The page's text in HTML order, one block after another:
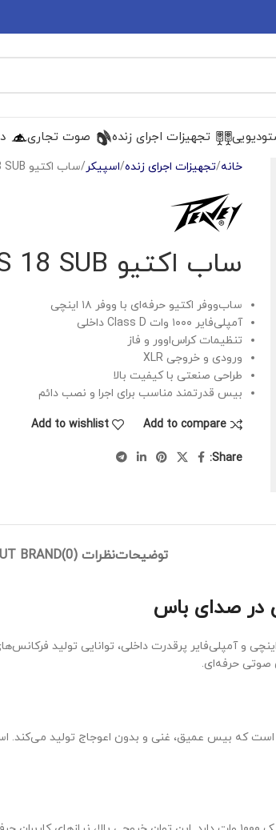
تجهیزات اجرای زنده صوت تجاری
خانه تجهیزات اجرای زنده اسپیکر ساب اکتیو Peavey PVS 18 SUB
ساب اکتیو Peavey PVS 18 SUB
ساب‌ووفر اکتیو حرفه‌ای با ووفر ۱۸ اینچی
آمپلی‌فایر ۱۰۰۰ وات Class D داخلی
تنظیمات کراس‌اوور و فاز
ورودی و خروجی XLR
طراحی صنعتی با کیفیت بالا
بیس قدرتمند مناسب برای اجرا و نصب دائم
Add to compare
Add to wishlist
Share:
توضیحاتنظرات (0) BRAND
یک ساب‌ووفر اکتیو حرفه‌ای است که با ووفر ۱۸ اینچی و آمپلی‌فایر پرقدرت
صوتی حرفه‌ای.
بالا و طراحی حرفه‌ای است که بیس عمیق، غنی و بدون